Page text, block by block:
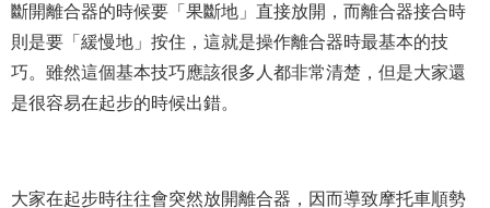
斷開離合器的時候要「果斷地」直接放開，而離合器接合時
則是要「緩慢地」按住，這就是操作離合器時最基本的技
巧。雖然這個基本技巧應該很多人都非常清楚，但是大家還
是很容易在起步的時候出錯。
大家在起步時往往會突然放開離合器，因而導致摩托車順勢